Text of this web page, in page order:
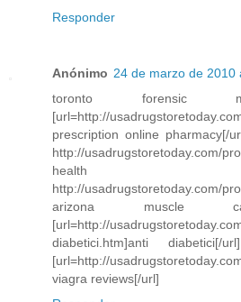
Responder
Anónimo 24 de marzo de 2010
toronto forensic
[url=http://
prescription online pharmacy[/
http://usadrugstoretoday.com/
health
http://usadrugstoretoday.com/
arizona
[url=http://
diabetici.htm]anti
[url=http://
viagra reviews[/url]